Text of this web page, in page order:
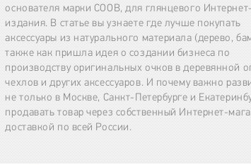
основателя марки COOB, для глянцевого Интернет-
издания. В статье вы узнаете где лучше покупать
аксессуары из натурального материала (дерево,
также как пришла идея о создании бизнеса по
производству оригинальных очков в деревянной
чехлов и других аксессуаров. И почему важно
не только в Москве, Санкт-Петербурге и
продавать товар через собственный Интернет-
доставкой по всей России.